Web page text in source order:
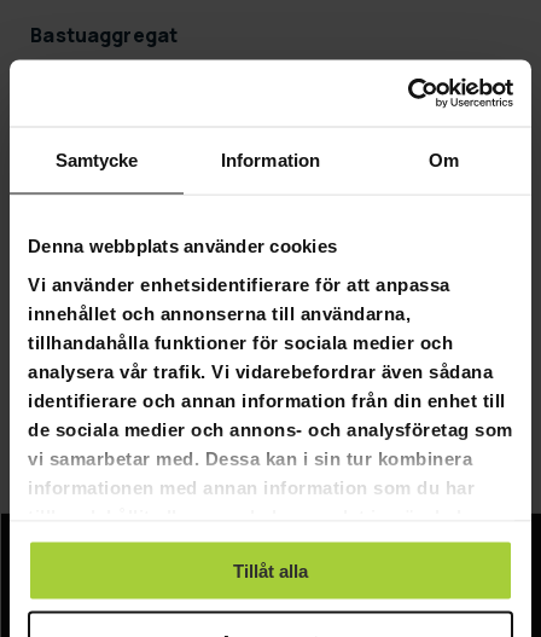
Samtycke Information Om
Denna webbplats använder cookies
Vi använder enhetsidentifierare för att anpassa
innehållet och annonserna till användarna,
tillhandahålla funktioner för sociala medier och
analysera vår trafik. Vi vidarebefordrar även sådana
identifierare och annan information från din enhet till
de sociala medier och annons- och analysföretag som
vi samarbetar med. Dessa kan i sin tur kombinera
informationen med annan information som du har
använt deras tjänster.
Tillåt alla
Bastuaggregat
Att välja en bastuugn är en meningsfull uppgift,
eftersom utbudet är stort och du ofta kan hitta en
Det finns till exempel modeller som är färdiga att
användas, så att du kan basta när som helst utan att
behöva vänta på att bastun ska värmas upp. Det finns
också snygga och moderna nätbastuaggregat som
skapar en helt annan atmosfär i din bastu med sin stora
och synliga stenkapacitet.
Beställ ditt nya bastuhjärta från oss nu och vi erbjuder
gratis leverans!
Företagsinformation